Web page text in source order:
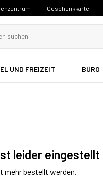
Geschenkkarte
UND FREIZEIT BÜRO
leider eingestellt
mehr bestellt werden.